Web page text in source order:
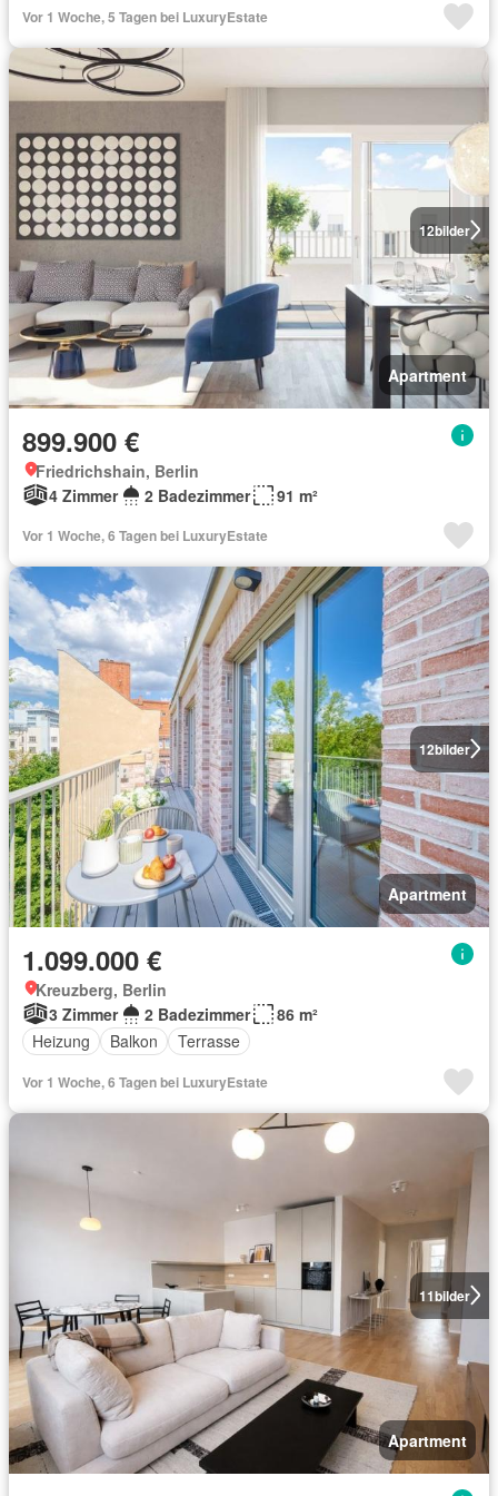
Vor 1 Woche, 5 Tagen bei LuxuryEstate
12bilder
Apartment
899.900 €
Friedrichshain, Berlin
4 Zimmer
2 Badezimmer 91 m²
Vor 1 Woche, 6 Tagen bei LuxuryEstate
12bilder
Apartment
1.099.000 €
Kreuzberg, Berlin
3 Zimmer
2 Badezimmer
86 m²
Heizung
Balkon Terrasse
Vor 1 Woche, 6 Tagen bei LuxuryEstate
11bilder
Apartment